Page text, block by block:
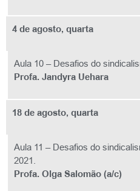
4 de agosto, quarta
Aula 10 – Desafios do
Profa. Jandyra Uehara
18 de agosto, quarta
Aula 11 – Desafios do
2021.
Profa. Olga Salomão (a/c)